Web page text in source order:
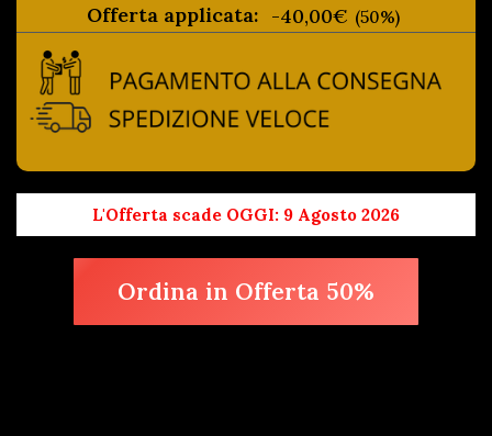
Offerta applicata: -40,00€ (50%)
L'Offerta scade OGGI: 9 Agosto 2026
Ordina in Offerta 50%